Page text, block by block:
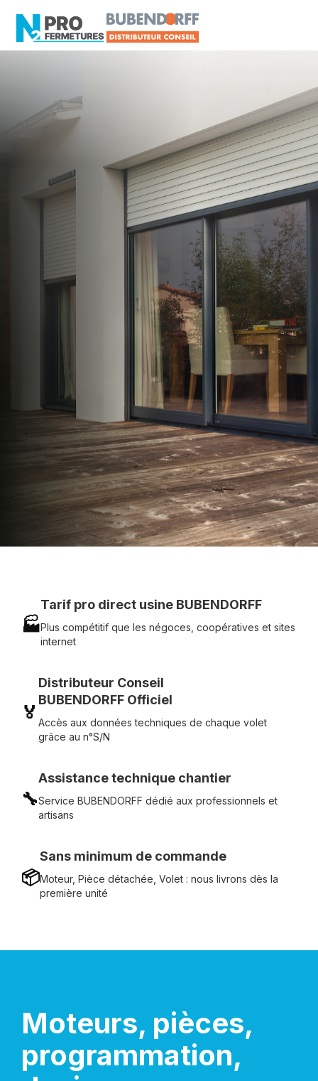
Distributeur en volets
roulants Somfy
Corsept
Artisan, Menuisier, TPE ou PME proche de
Corsept ?
N2PRO Fermetures est votre référent Distributeur
en volets roulants Somfy officiel pour vous
apporter : Tarifs directs usines sans minimum
d'achat - Assistance technique chantier et
service réactif avec simplicité.
07 83 35 69 17
MON DEVIS MOTEUR
Voir tous nos produits
🏭
Tarif pro direct usine BUBENDORFF
Plus compétitif que les négoces, coopératives et sites
internet
🏅
Distributeur Conseil
BUBENDORFF Officiel
Accès aux données techniques de chaque volet
grâce au n°S/N
🔧
Assistance technique chantier
Service BUBENDORFF dédié aux professionnels et
artisans
📦
Sans minimum de commande
Moteur, Pièce détachée, Volet : nous livrons dès la
première unité
Moteurs, pièces,
programmation,